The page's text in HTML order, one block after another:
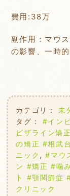
費用:38万
副作用：マウ
の影響、一時
カテゴリ：未
タグ： #イン
ビザライン矯
の矯正 #相武
ニック ,#マウ
ン #矯正 #噛
ト #顎関節症
クリニック